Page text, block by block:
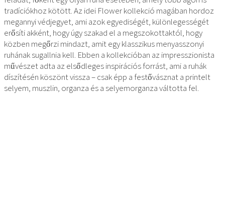
tradíciókhoz kötött. Az idei Flower kollekció magában hordoz
megannyi védjegyet, ami azok egyediségét, különlegességét
erősíti akként, hogy úgy szakad el a megszokottaktól, hogy
közben megőrzi mindazt, amit egy klasszikus menyasszonyi
ruhának sugallnia kell. Ebben a kollekcióban az impresszionista
művészet adta az elsődleges inspirációs forrást, ami a ruhák
díszítésén köszönt vissza – csak épp a festővásznat a printelt
selyem, muszlin, organza és a selyemorganza váltotta fel.